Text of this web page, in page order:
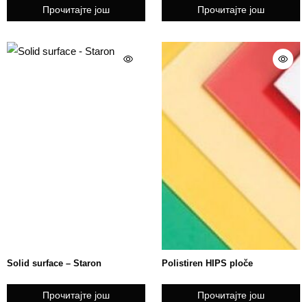
Прочитајте још Прочитајте још
Solid surface – Staron
Прочитајте још
Polistiren HIPS ploče
Прочитајте још